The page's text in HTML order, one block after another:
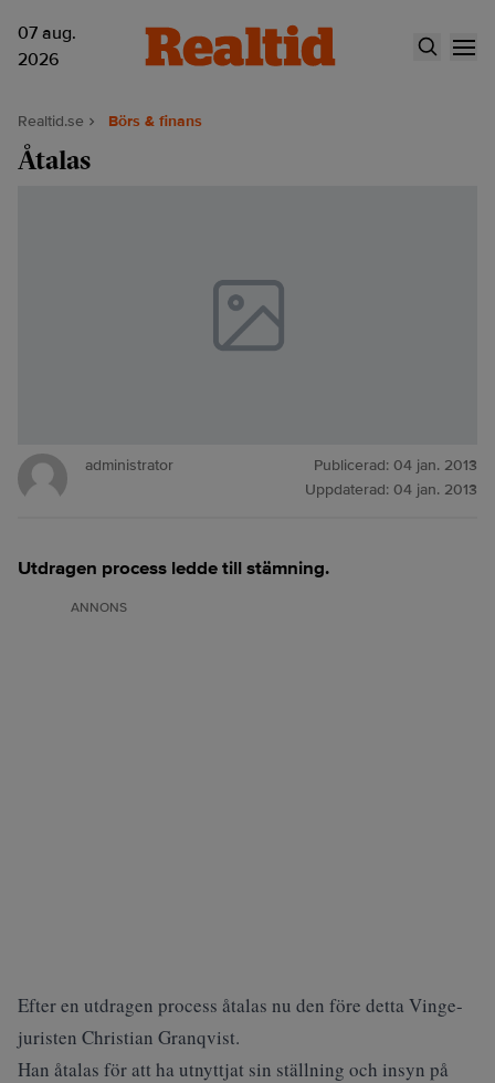
07 aug.
2026
Realtid.se Börs & finans
Åtalas
administrator Publicerad: 04 jan. 2013
Uppdaterad: 04 jan. 2013
Utdragen process ledde till stämning.
ANNONS
Efter en utdragen process åtalas nu den före detta Vinge-
juristen Christian Granqvist.
Han åtalas för att ha utnyttjat sin ställning och insyn på